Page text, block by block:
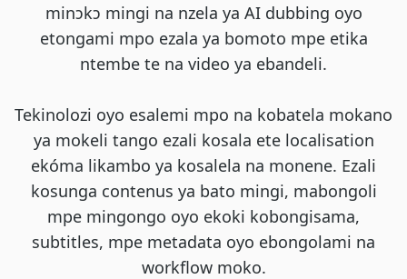
minɔkɔ mingi na nzela ya AI dubbing oyo
etongami mpo ezala ya bomoto mpe etika
ntembe te na video ya ebandeli.
Tekinolozi oyo esalemi mpo na kobatela mokano
ya mokeli tango ezali kosala ete localisation
ekóma likambo ya kosalela na monene. Ezali
kosunga contenus ya bato mingi, mabongoli
mpe mingongo oyo ekoki kobongisama,
subtitles, mpe metadata oyo ebongolami na
workflow moko.